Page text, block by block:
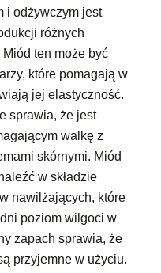
i odżywczym jest
różnych
ten może być
które pomagają w
jej elastyczność.
sprawia, że jest
walkę z
skórnymi. Miód
w składzie
nawilżających, które
poziom wilgoci w
zapach sprawia, że
przyjemne w użyciu.